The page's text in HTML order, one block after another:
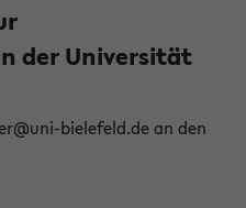
der Universität
bielefeld.de an den